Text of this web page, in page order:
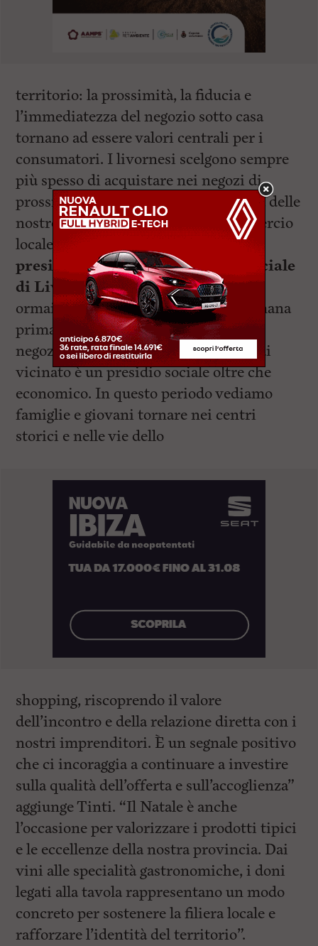
territorio: la prossimità, la fiducia e
l’immediatezza del negozio sotto casa
tornano ad essere valori centrali per i
consumatori. I livornesi scelgono sempre
più spesso di acquistare nei negozi di
prossimità, sostenendo così la vitalità delle
nostre imprese e la qualità del commercio
locale” sottolinea
presidente Confesercenti Provinciale
di Livorno. L’approccio dei clienti è
ormai multicanale, ma l’ultima settimana
prima del Natale, sembra premiare i
negozi di prossimità. “Il commercio di
vicinato è un presidio sociale oltre che
economico. In questo periodo vediamo
famiglie e giovani tornare nei centri
storici e nelle vie dello
shopping, riscoprendo il valore
dell’incontro e della relazione diretta con i
nostri imprenditori. È un segnale positivo
che ci incoraggia a continuare a investire
sulla qualità dell’offerta e sull’accoglienza”
aggiunge Tinti. “Il Natale è anche
l’occasione per valorizzare i prodotti tipici
e le eccellenze della nostra provincia. Dai
vini alle specialità gastronomiche, i doni
legati alla tavola rappresentano un modo
concreto per sostenere la filiera locale e
rafforzare l’identità del territorio”.